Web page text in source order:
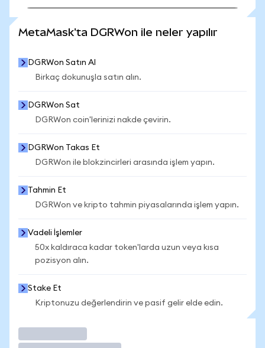
MetaMask'ta DGRWon ile neler yapılır
DGRWon Satın Al
Birkaç dokunuşla satın alın.
DGRWon Sat
DGRWon coin'lerinizi nakde çevirin.
DGRWon Takas Et
DGRWon ile blokzincirleri arasında işlem yapın.
Tahmin Et
DGRWon ve kripto tahmin piyasalarında işlem yapın.
Vadeli İşlemler
50x kaldıraca kadar token'larda uzun veya kısa
pozisyon alın.
Stake Et
Kriptonuzu değerlendirin ve pasif gelir elde edin.